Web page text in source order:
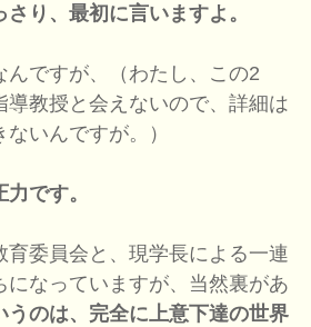
り、最初に言いますよ。
ですが、（わたし、この2
導教授と会えないので、詳細は
いんですが。）
です。
委員会と、現学長による一連
になっていますが、当然裏があ
うのは、完全に上意下達の世界